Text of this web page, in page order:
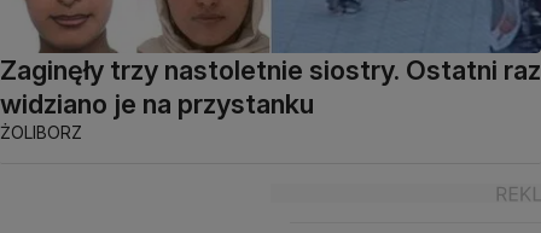
Zaginęły trzy nastoletnie siostry. Ostatni raz
widziano je na przystanku
ŻOLIBORZ